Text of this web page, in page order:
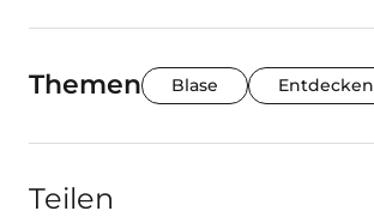
Themen Blase Entdecken
Teilen